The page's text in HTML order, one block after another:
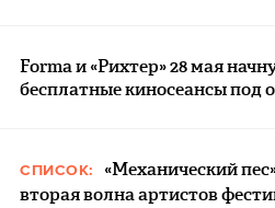
Forma и «Рихтер» 28 мая
бесплатные киносеансы под
СПИСОК:
«Механический
вторая волна артистов